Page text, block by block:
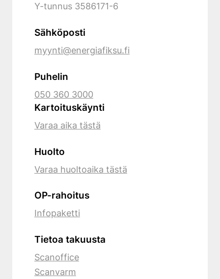
Y-tunnus 3586171-6
Sähköposti
myynti@energiafiksu.fi
Puhelin
050 360 3000
Kartoituskäynti
Varaa aika tästä
Huolto
Varaa huoltoaika tästä
OP-rahoitus
Infopaketti
Tietoa takuusta
Scanoffice
Scanvarm